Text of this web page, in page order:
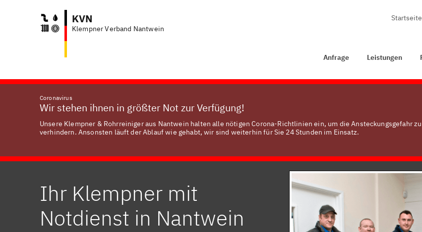
KVN
Klempner Verband Nantwein
Startseite
Anfrage Leistungen
Coronavirus
Wir stehen ihnen in größter Not zur Verfügung!
Unsere Klempner & Rohrreiniger aus Nantwein halten alle nötigen Corona-Richtlinien ein, um die Ansteckungsgefahr zu
verhindern. Ansonsten läuft der Ablauf wie gehabt, wir sind weiterhin für Sie 24 Stunden im Einsatz.
Ihr Klempner mit
Notdienst in Nantwein